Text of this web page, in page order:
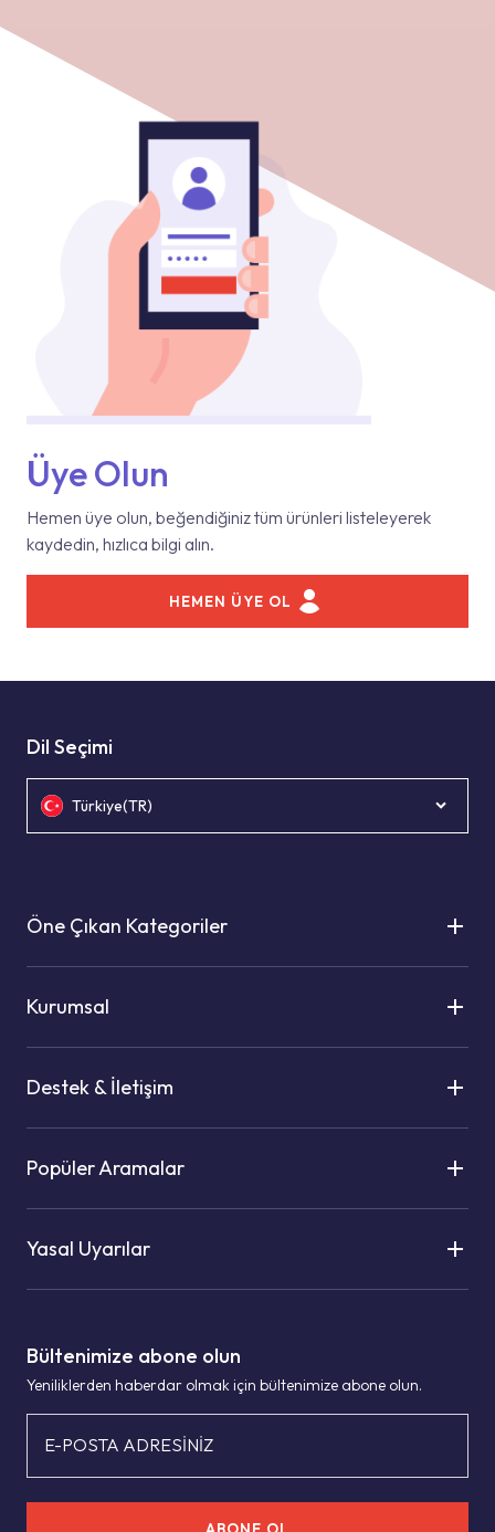
Üye Olun
Hemen üye olun, beğendiğiniz tüm ürünleri listeleyerek
kaydedin, hızlıca bilgi alın.
HEMEN ÜYE OL
Bültenimize abone olun
Yeniliklerden haberdar olmak için bültenimize abone olun.
E-POSTA ADRESİNİZ
Dil Seçimi
Türkiye(TR)
Öne Çıkan Kategoriler
Kurumsal
Destek & İletişim
Popüler Aramalar
Yasal Uyarılar